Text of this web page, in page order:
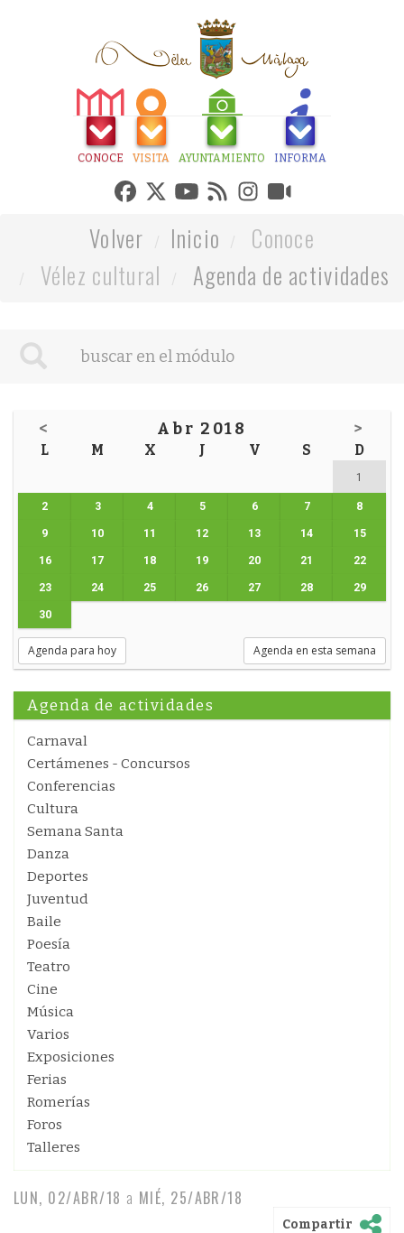
CONOCE VISITA AYUNTAMIENTO INFORMA
Volver Inicio
Conoce
Vélez cultural
Agenda de actividades
< Abr 2018 >
L M X J V S D
1
2 3 4 5 6 7 8
9 10 11 12 13 14 15
16 17 18 19 20 21 22
23 24 25 26 27 28 29
30
Agenda para hoy Agenda en esta semana
Agenda de actividades
Carnaval
Certámenes - Concursos
Conferencias
Cultura
Semana Santa
Danza
Deportes
Juventud
Baile
Poesía
Teatro
Cine
Música
Varios
Exposiciones
Ferias
Romerías
Foros
Talleres
LUN, 02/ABR/18 a MIÉ, 25/ABR/18
Compartir